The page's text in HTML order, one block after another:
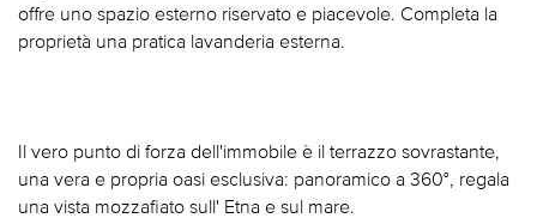
offre uno spazio esterno riservato e piacevole. Completa la
proprietà una pratica lavanderia esterna.
Il vero punto di forza dell'immobile è il terrazzo sovrastante,
una vera e propria oasi esclusiva: panoramico a 360°, regala
una vista mozzafiato sull' Etna e sul mare.